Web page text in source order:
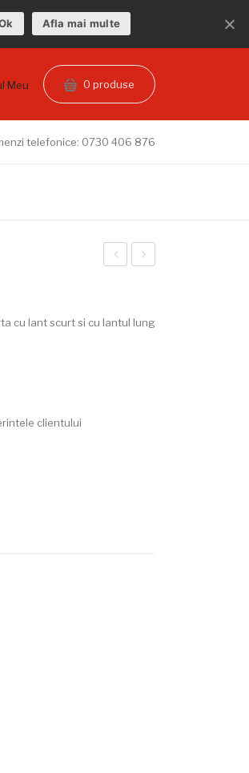
Meu 0 produse
telefonice: 0730 406 876
naturala
din
cu lant scurt si cu lantul lung
clientului
Afla mai multe